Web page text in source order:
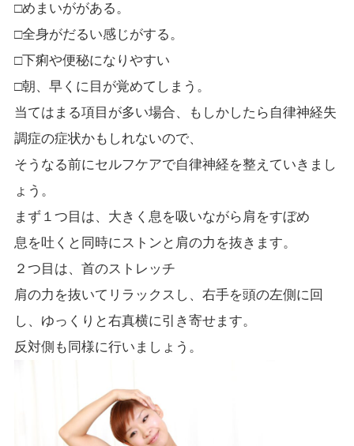
□めまいががある。
□全身がだるい感じがする。
□下痢や便秘になりやすい
□朝、早くに目が覚めてしまう。
当てはまる項目が多い場合、もしかしたら自律神経失
調症の症状かもしれないので、
そうなる前にセルフケアで自律神経を整えていきまし
ょう。
まず１つ目は、大きく息を吸いながら肩をすぼめ
息を吐くと同時にストンと肩の力を抜きます。
２つ目は、首のストレッチ
肩の力を抜いてリラックスし、右手を頭の左側に回
し、ゆっくりと右真横に引き寄せます。
反対側も同様に行いましょう。